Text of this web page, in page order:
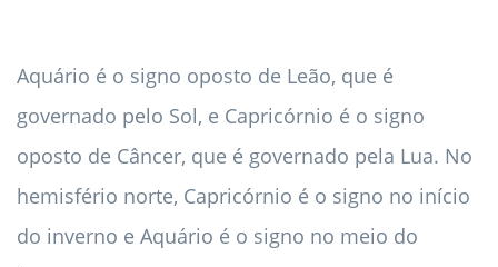
Aquário é o signo oposto de Leão, que é
governado pelo Sol, e Capricórnio é o signo
oposto de Câncer, que é governado pela Lua. No
hemisfério norte, Capricórnio é o signo no início
do inverno e Aquário é o signo no meio do